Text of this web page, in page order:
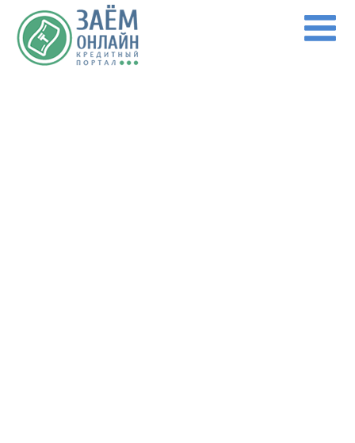
Перейти к основному содержанию